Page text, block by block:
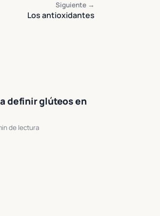
Siguiente →
Los antioxidantes
definir glúteos en
de lectura